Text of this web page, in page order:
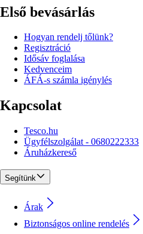
Első bevásárlás
Hogyan rendelj tőlünk?
Regisztráció
Idősáv foglalása
Kedvenceim
ÁFÁ-s számla igénylés
Kapcsolat
Tesco.hu
Ügyfélszolgálat - 0680222333
Áruházkereső
Segítünk
Árak
Biztonságos online rendelés